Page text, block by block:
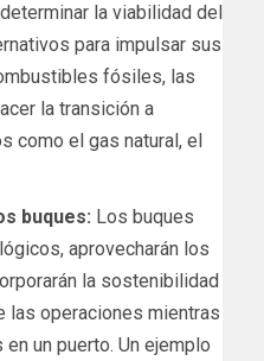
la viabilidad del
para impulsar sus
fósiles, las
la transición a
como el gas natural, el
buques: Los buques
aprovecharán los
la sostenibilidad
operaciones mientras
un puerto. Un ejemplo